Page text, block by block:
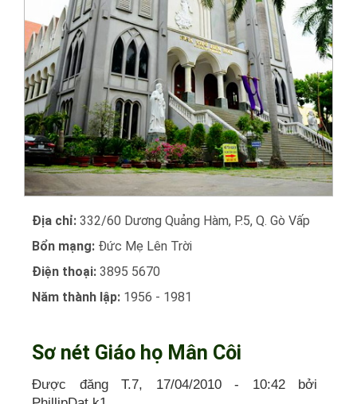
Địa chỉ: 332/60 Dương Quảng Hàm, P.5, Q. Gò Vấp
Bổn mạng: Đức Mẹ Lên Trời
Điện thoại: 3895 5670
Năm thành lập: 1956 - 1981
Sơ nét Giáo họ Mân Côi
Được đăng T.7, 17/04/2010 - 10:42 bởi